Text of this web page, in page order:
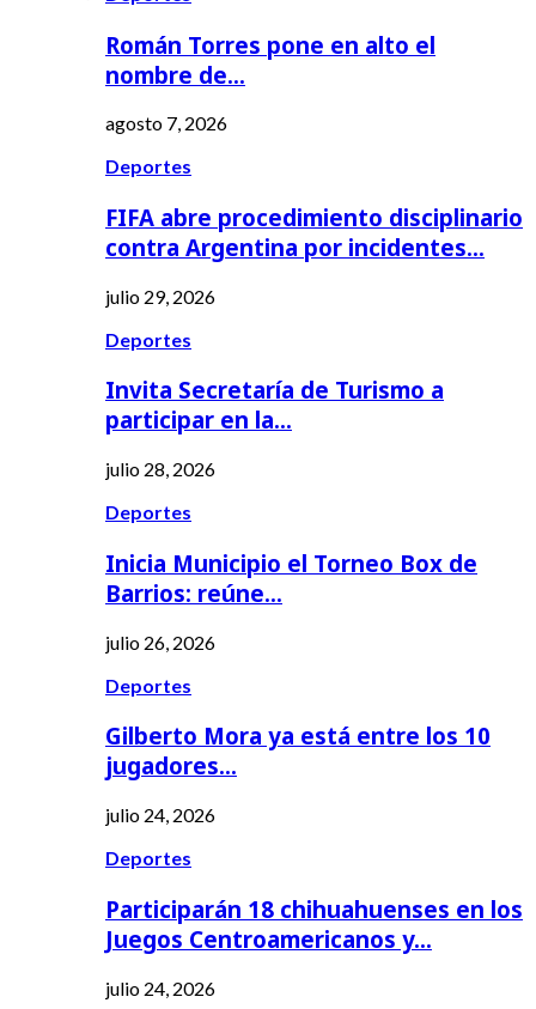
Román Torres pone en alto el
nombre de…
agosto 7, 2026
Deportes
FIFA abre procedimiento disciplinario
contra Argentina por incidentes…
julio 29, 2026
Deportes
Invita Secretaría de Turismo a
participar en la…
julio 28, 2026
Deportes
Inicia Municipio el Torneo Box de
Barrios: reúne…
julio 26, 2026
Deportes
Gilberto Mora ya está entre los 10
jugadores…
julio 24, 2026
Deportes
Participarán 18 chihuahuenses en los
Juegos Centroamericanos y…
julio 24, 2026